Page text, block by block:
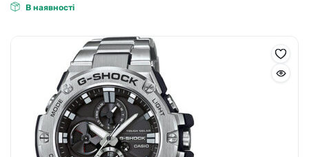
В наявності